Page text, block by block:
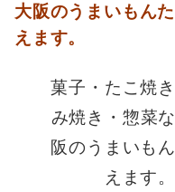
大阪のうまいもん
えます。
菓子・たこ焼
み焼き・惣菜
阪のうまいも
えます。